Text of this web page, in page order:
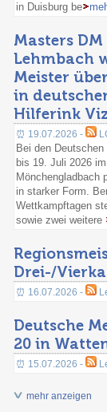
in Duisburg be
Masters
Lehmbach
Meister
in
Hilferink
⏰ 19.07.2026 -
Bei den
bis 19. Juli 2026
Mönchengladbach
in starker Form.
Wettkampftagen
sowie zwei weitere
Drei-/
⏰ 16.07.2026 -
Deutsche
20 in
⏰ 15.07.2026 -
mehr anzeigen